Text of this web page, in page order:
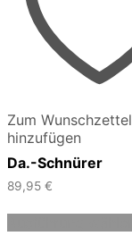
Zum Wunschzettel
hinzufügen
Da.-Schnürer
89,95 €